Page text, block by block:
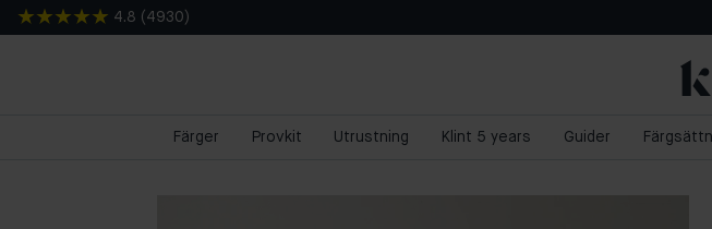
4.8 ( 4930 )
Färger Provkit Utrustning Klint 5 years Guider